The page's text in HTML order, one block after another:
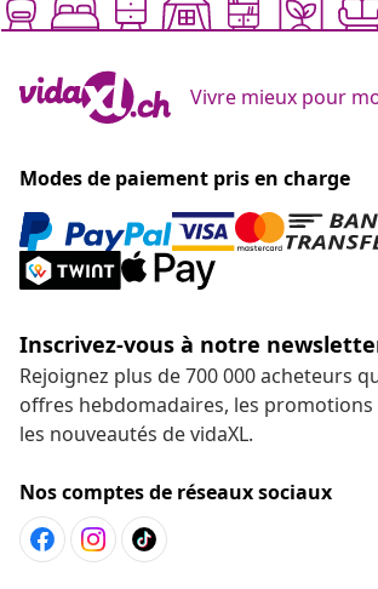
Vivre mieux pour
Modes de paiement pris en charge
Inscrivez-vous à notre
Rejoignez plus de 700 000 acheteurs
offres hebdomadaires, les
les nouveautés de vidaXL.
Nos comptes de réseaux sociaux